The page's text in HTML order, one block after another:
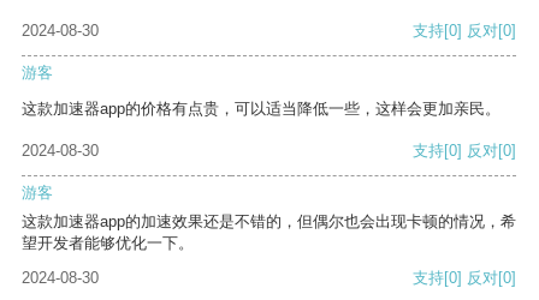
2024-08-30 支持[0] 反对[0]
游客
这款加速器app的价格有点贵，可以适当降低一些，这样会更加亲民。
2024-08-30 支持[0] 反对[0]
游客
这款加速器app的加速效果还是不错的，但偶尔也会出现卡顿的情况，希
望开发者能够优化一下。
2024-08-30
支持[0] 反对[0]